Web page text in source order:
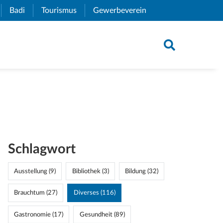
Link)
Badi (External Link)
Tourismus (External Link)
Gewerbeverein
Schlagwort
Ausstellung (9) Bibliothek (3) Bildung (32)
Brauchtum (27) Diverses (116)
Gastronomie (17) Gesundheit (89)